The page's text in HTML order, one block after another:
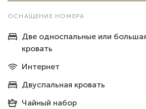
ОСНАЩЕНИЕ НОМЕРА
Две односпальные или
кровать
Интернет
Двуспальная кровать
Чайный набор